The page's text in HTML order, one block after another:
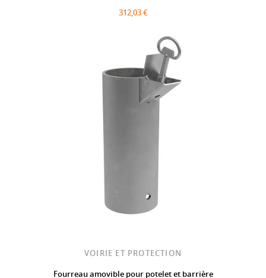
312,03 €
VOIRIE ET PROTECTION
Fourreau amovible pour potelet et barrière